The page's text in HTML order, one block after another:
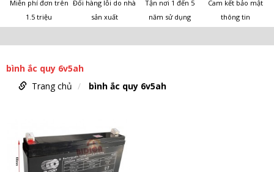
Miễn phí đơn trên
1.5 triệu
Đổi hàng lỗi do nhà
sản xuất
Tận nơi 1 đến 5
năm sử dụng
Cam kết bảo mật
thông tin
bình ắc quy 6v5ah
Trang chủ
bình ắc quy 6v5ah